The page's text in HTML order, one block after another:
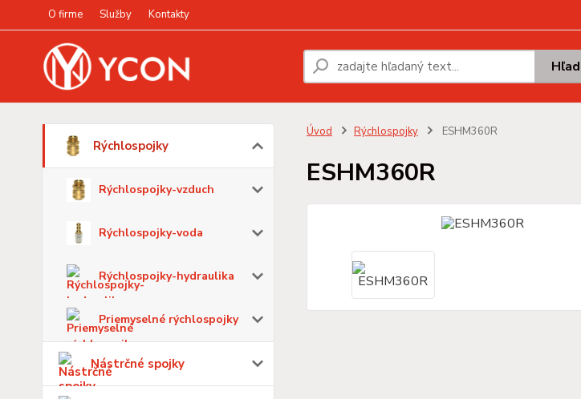
O firme Služby Kontakty
Rýchlospojky
Rýchlospojky-vzduch
Rýchlospojky-voda
Rýchlospojky-hydraulika
Priemyselné rýchlospojky
Nástrčné spojky
Úvod Rýchlospojky ESHM360R
ESHM360R